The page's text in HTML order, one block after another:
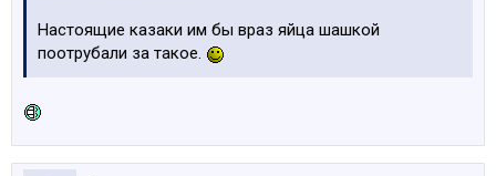
Настоящие казаки им бы враз яйца шашкой
поотрубали за такое.